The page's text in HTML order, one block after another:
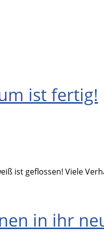
ist fertig!
ist geflossen! Viele
in ihr